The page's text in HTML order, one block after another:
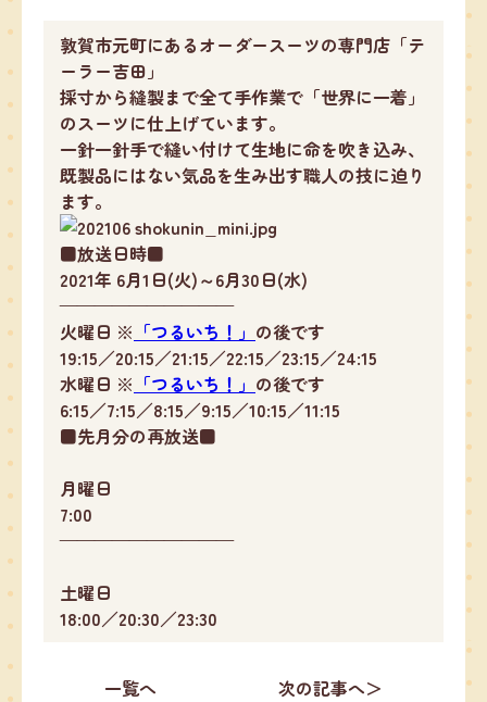
敦賀市元町にあるオーダースーツの専門店「テ
ーラー吉田」
採寸から縫製まで全て手作業で「世界に一着」
のスーツに仕上げています。
一針一針手で縫い付けて生地に命を吹き込み、
既製品にはない気品を生み出す職人の技に迫り
ます。
■放送日時■
2021年 6月1日(火)～6月30日(水)
——————————
火曜日 ※ 「つるいち！」 の後です
19:15／20:15／21:15／22:15／23:15／24:15
水曜日 ※ 「つるいち！」 の後です
6:15／7:15／8:15／9:15／10:15／11:15
■先月分の再放送■
月曜日
7:00
——————————
土曜日
18:00／20:30／23:30
一覧へ 次の記事へ＞